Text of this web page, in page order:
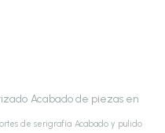
Acabado de piezas en
de serigrafía Acabado y pulido